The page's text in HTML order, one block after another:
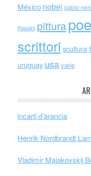
México nobel pablo
Pasolini pittura
scrittori scultura
uruguay usa varie
incarti d’arancia
Henrik Nordbrandt
Vladimir Majakovskij